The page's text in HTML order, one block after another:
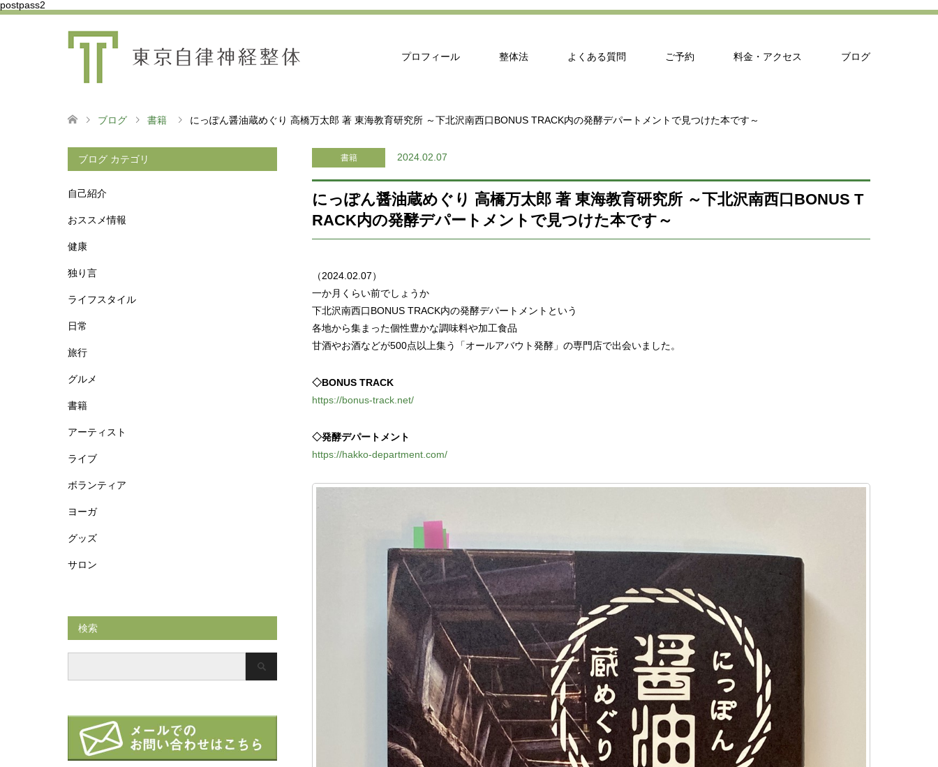
postpass2
プロフィール 整体法 よくある質問 ご予約 料金・アクセス ブログ
ブログ 書籍 にっぽん醤油蔵めぐり 高橋万太郎 著 東海教育研究所 ～下北沢南西口BONUS TRACK内の発酵デパートメントで見つけた本です～
書籍 2024.02.07
にっぽん醤油蔵めぐり 高橋万太郎 著 東海教育研究所 ～下北沢南西口BONUS T
RACK内の発酵デパートメントで見つけた本です～
（2024.02.07）
一か月くらい前でしょうか
下北沢南西口BONUS TRACK内の発酵デパートメントという
各地から集まった個性豊かな調味料や加工食品
甘酒やお酒などが500点以上集う「オールアバウト発酵」の専門店で出会いました。
◇BONUS TRACK
https://bonus-track.net/
◇発酵デパートメント
https://hakko-department.com/
ブログ カテゴリ
自己紹介
おススメ情報
健康
独り言
ライフスタイル
日常
旅行
グルメ
書籍
アーティスト
ライブ
ボランティア
ヨーガ
グッズ
サロン
検索